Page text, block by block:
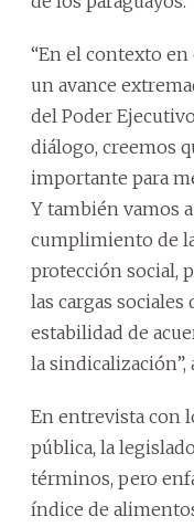
“En el contexto
un avance
del Poder
diálogo, creemos
importante para
Y también vamos
cumplimiento de
protección social,
las cargas sociales
estabilidad de
la
En entrevista con
pública, la
términos, pero
índice de